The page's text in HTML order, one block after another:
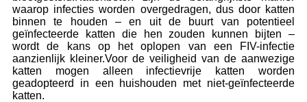
waarop infecties worden overgedragen, dus door katten
binnen te houden – en uit de buurt van potentieel
geïnfecteerde katten die hen zouden kunnen bijten –
wordt de kans op het oplopen van een FIV-infectie
aanzienlijk kleiner.Voor de veiligheid van de aanwezige
katten mogen alleen infectievrije katten worden
geadopteerd in een huishouden met niet-geïnfecteerde
katten.